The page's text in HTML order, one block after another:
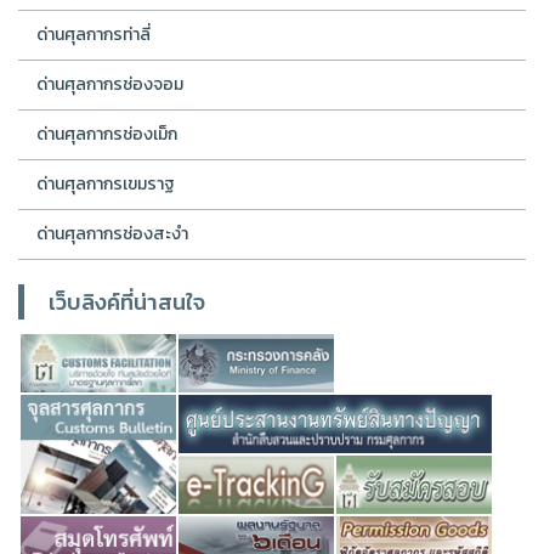
ด่านศุลกากรท่าลี่
ด่านศุลกากรช่องจอม
ด่านศุลกากรช่องเม็ก
ด่านศุลกากรเขมราฐ
ด่านศุลกากรช่องสะงำ
เว็บลิงค์ที่น่าสนใจ